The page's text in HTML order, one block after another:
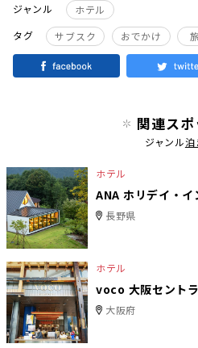
ジャンル
ホテル
タグ
サブスク おでかけ
関連スポ
ジャンル泊
ホテル
ANA ホリデイ・
長野県
ホテル
voco 大阪セント
大阪府